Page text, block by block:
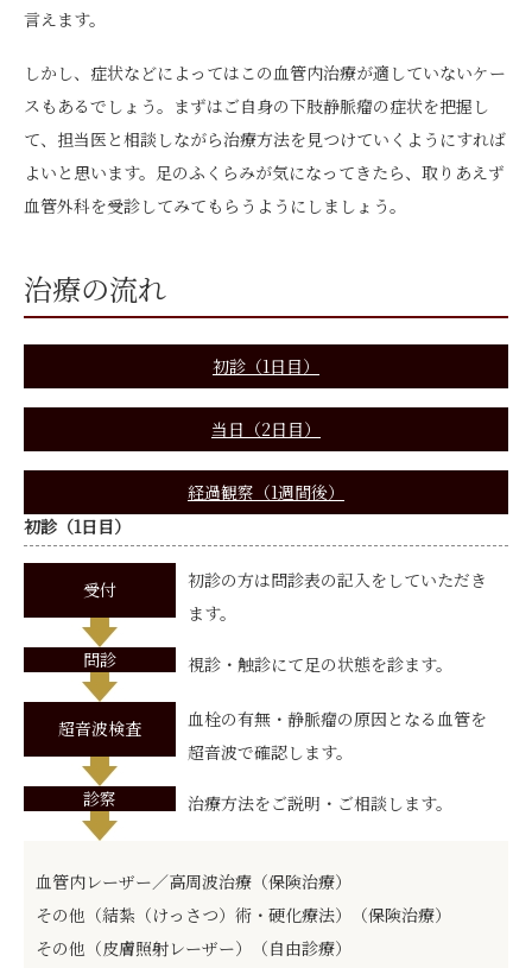
言えます。
しかし、症状などによってはこの血管内治療が適していないケー
スもあるでしょう。まずはご自身の下肢静脈瘤の症状を把握し
て、担当医と相談しながら治療方法を見つけていくようにすれば
よいと思います。足のふくらみが気になってきたら、取りあえず
血管外科を受診してみてもらうようにしましょう。
治療の流れ
初診（1日目）
当日（2日目）
経過観察（1週間後）
初診（1日目）
受付
初診の方は問診表の記入をしていただき
ます。
問診
視診・触診にて足の状態を診ます。
超音波検査
血栓の有無・静脈瘤の原因となる血管を
超音波で確認します。
診察
治療方法をご説明・ご相談します。
血管内レーザー／高周波治療（保険治療）
その他（結紮（けっさつ）術・硬化療法）（保険治療）
その他（皮膚照射レーザー）（自由診療）